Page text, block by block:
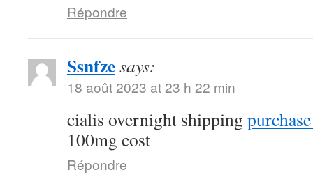
Répondre
Ssnfzesays:
18 août 2023 at 23 h 22 min
cialis overnight shipping
100mg cost
Répondre